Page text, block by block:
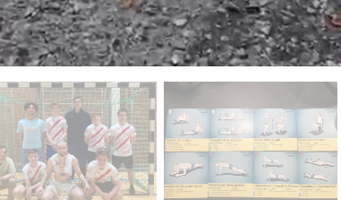
de ce carrousel changera la diapositive actuelle